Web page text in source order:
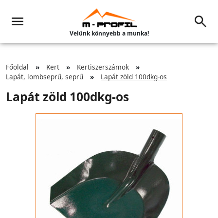
Velünk könnyebb a munka!
Főoldal Kert
Kertiszerszámok
Lapát, lombseprű, seprű
Lapát zöld 100dkg-os
Lapát zöld 100dkg-os